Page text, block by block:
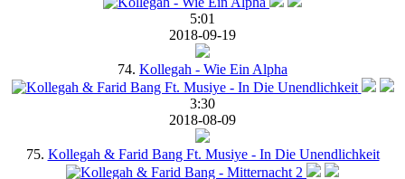
5:01
2018-09-19
74. Kollegah - Wie Ein Alpha
3:30
2018-08-09
75. Kollegah & Farid Bang Ft. Musiye - In Die Unendlichkeit